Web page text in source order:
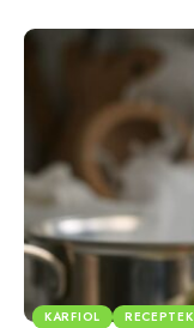
KARFIOL RECEPTEK